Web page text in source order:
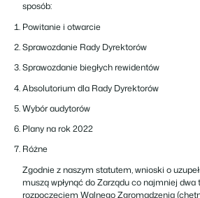
sposób:
Powitanie i otwarcie
Sprawozdanie Rady Dyrektorów
Sprawozdanie biegłych rewidentów
Absolutorium dla Rady Dyrektorów
Wybór audytorów
Plany na rok 2022
Różne
Zgodnie z naszym statutem, wnioski o
muszą wpłynąć do Zarządu co najmniej dwa
rozpoczęciem Walnego Zgromadzenia